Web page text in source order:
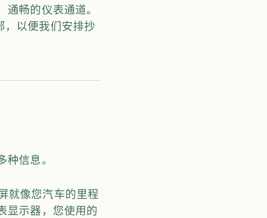
畅的仪表通道。
，以便我们安排抄
信息。
就像您汽车的里程
显示器，您使用的